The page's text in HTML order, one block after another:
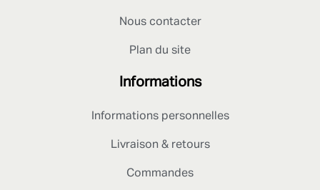
Nous contacter
Plan du site
Informations
Informations personnelles
Livraison & retours
Commandes